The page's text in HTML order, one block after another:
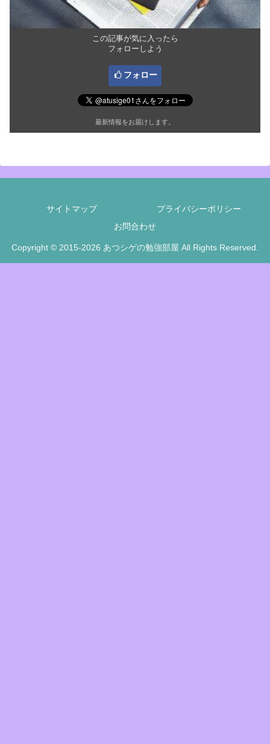
この記事が気に入ったら
フォローしよう
フォロー
最新情報をお届けします。
サイトマップ
プライバシーポリシー
お問合わせ
Copyright © 2015-2026 あつシゲの勉強部屋 All Rights Reserved.